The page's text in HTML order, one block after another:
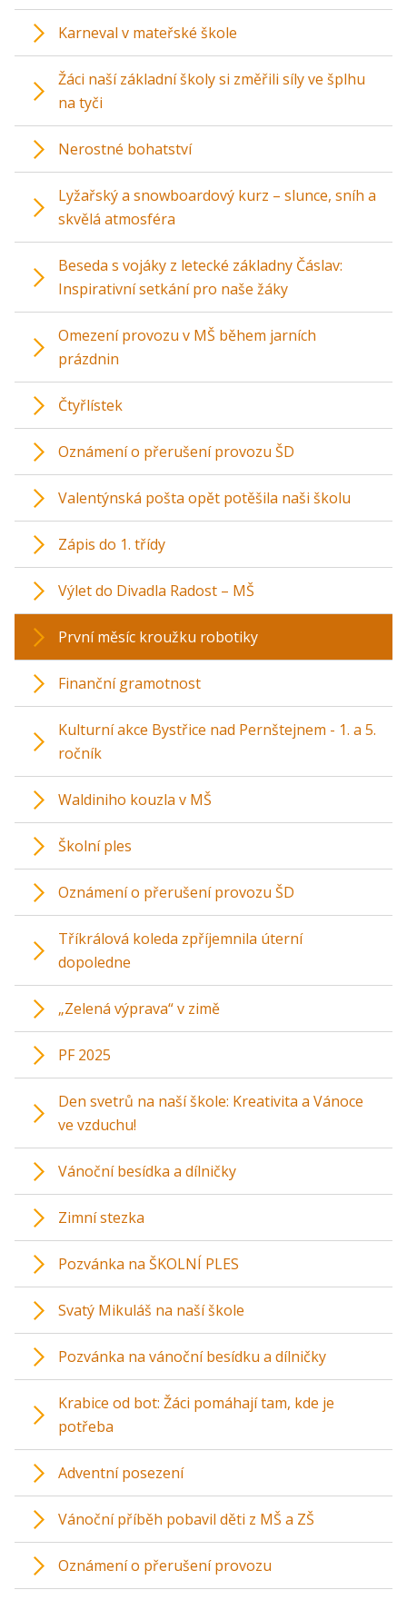
Karneval v mateřské škole
Žáci naší základní školy si změřili síly ve šplhu
na tyči
Nerostné bohatství
Lyžařský a snowboardový kurz – slunce, sníh a
skvělá atmosféra
Beseda s vojáky z letecké základny Čáslav:
Inspirativní setkání pro naše žáky
Omezení provozu v MŠ během jarních
prázdnin
Čtyřlístek
Oznámení o přerušení provozu ŠD
Valentýnská pošta opět potěšila naši školu
Zápis do 1. třídy
Výlet do Divadla Radost – MŠ
První měsíc kroužku robotiky
Finanční gramotnost
Kulturní akce Bystřice nad Pernštejnem - 1. a 5.
ročník
Waldiniho kouzla v MŠ
Školní ples
Oznámení o přerušení provozu ŠD
Tříkrálová koleda zpříjemnila úterní
dopoledne
„Zelená výprava“ v zimě
PF 2025
Den svetrů na naší škole: Kreativita a Vánoce
ve vzduchu!
Vánoční besídka a dílničky
Zimní stezka
Pozvánka na ŠKOLNÍ PLES
Svatý Mikuláš na naší škole
Pozvánka na vánoční besídku a dílničky
Krabice od bot: Žáci pomáhají tam, kde je
potřeba
Adventní posezení
Vánoční příběh pobavil děti z MŠ a ZŠ
Oznámení o přerušení provozu